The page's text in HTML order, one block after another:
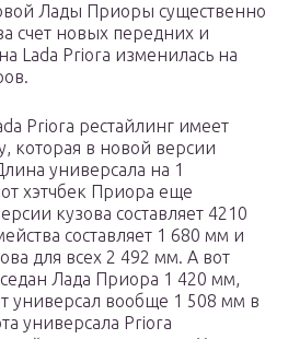
Лады Приоры существенно
счет новых передних и
Lada Priora изменилась на
Priora рестайлинг имеет
которая в новой версии
универсала на 1
хэтчбек Приора еще
кузова составляет 4210
составляет 1 680 мм и
для всех 2 492 мм. А вот
седан Лада Приора 1 420 мм,
универсал вообще 1 508 мм в
универсала Priora